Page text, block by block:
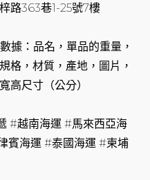
路363巷1-25號7樓
據：品名，單品的重量，
格，材質，產地，圖片，
高尺寸（公分）
#越南海運 #馬來西亞海
賓海運 #泰國海運 #柬埔